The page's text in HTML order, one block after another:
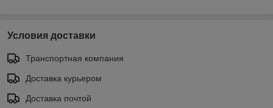
Условия доставки
Транспортная компания
Доставка курьером
Доставка почтой